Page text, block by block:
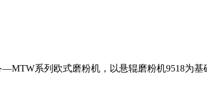
系列欧式磨粉机，以悬辊磨粉机9518为